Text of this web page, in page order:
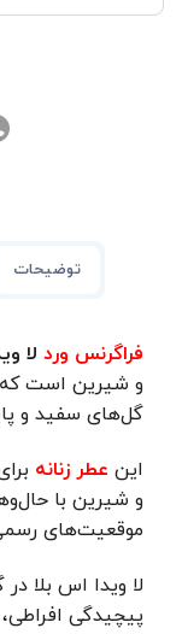
توضیحات
فراگرنس ورد لا
و شیرین است که
گل‌های سفید و
این عطر زنانه
و شیرین با
موقعیت‌های
لا ویدا اس بلا
پیچیدگی